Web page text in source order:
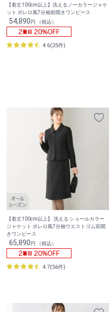
【着丈100cm以上】洗えるノーカラージャケ
ット ボレロ風7分袖前開きワンピース
54,890円 （税込）
4.6(25件)
【着丈100cm以上】 洗える ショールカラー
ジャケット ボレロ風7分袖ウエストゴム前開
きワンピース
65,890円 （税込）
4.7(56件)